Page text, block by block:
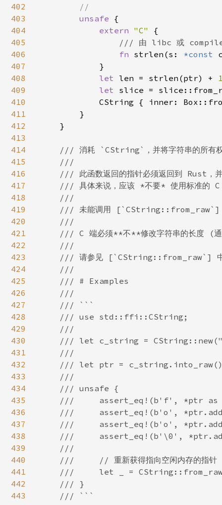
402
403
404
405
406
407
408
409
410
411
412
413
414
415
416
417
418
419
420
421
422
423
424
425
426
427
428
429
430
431
432
433
434
435
436
437
438
439
440
441
442
443
        //
unsafe {
extern "C" {
/// 由 libc 或
fn strlen(s: *const
            }
let len = strlen(ptr) +
let slice =
CString { inner:
        }
    }
/// 消耗 `CString`，并将字符串的所有
    ///
/// 此函数返回的指针必须返回到 Rust
/// 具体来说，应该 *不要* 使用标准的
    ///
/// 未能调用 [`CString::from_raw`]
    ///
/// C 端必须**不**修改字符串的长度 (
    ///
/// 请参见 [`CString::from_raw`] 中
    ///
    /// # Examples
    ///
    /// ```
    /// use std::ffi::CString;
    ///
/// let c_string =
    ///
/// let ptr =
    ///
    /// unsafe {
///     assert_eq!(b'f', *ptr as
///     assert_eq!(b'o',
///     assert_eq!(b'o',
///     assert_eq!(b'\0',
    ///
    ///     // 重新获得指向空闲内存的指针
///     let _ =
    /// }
    /// ```